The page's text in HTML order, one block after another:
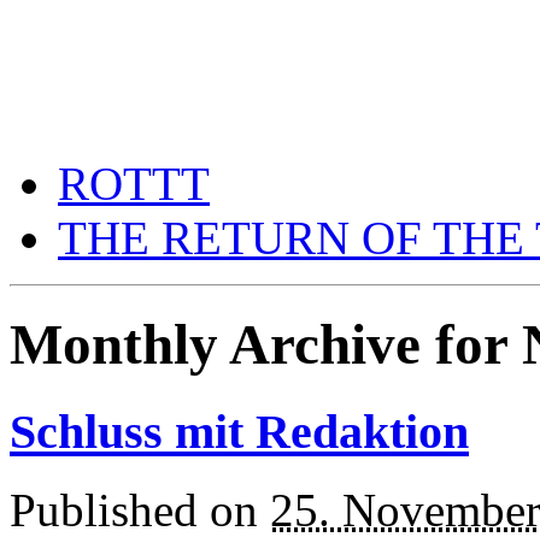
ROTTT
THE RETURN OF
Monthly Archive for
Schluss mit Redaktion
Published on 25.